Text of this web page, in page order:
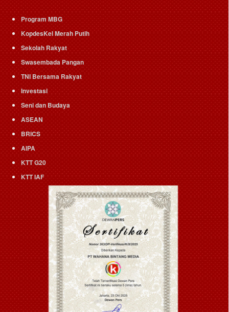
Program MBG
KopdesKel Merah Putih
Sekolah Rakyat
Swasembada Pangan
TNI Bersama Rakyat
Investasi
Seni dan Budaya
ASEAN
BRICS
AIPA
KTT G20
KTT IAF